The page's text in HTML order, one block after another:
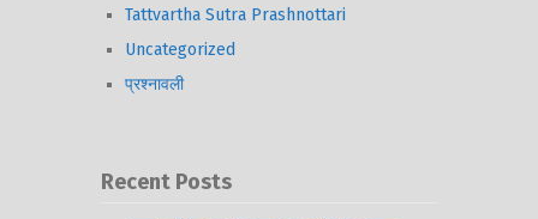
Tattvartha Sutra Prashnottari
Uncategorized
प्रश्नावली
Recent Posts